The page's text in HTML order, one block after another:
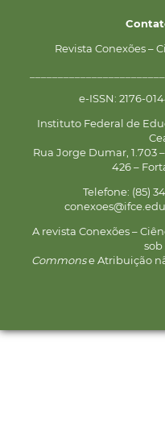
Revista Conexões –
e-ISSN: 2176-
Instituto Federal de
Rua Jorge Dumar, 1.703
426 –
Telefone: (85)
A revista Conexões –
sob
Commonse Atribuição